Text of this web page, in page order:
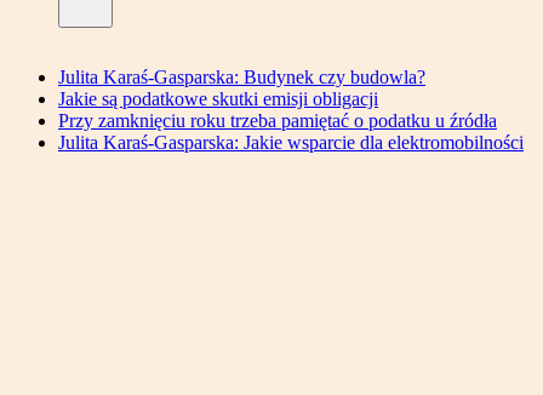
Julita Karaś-Gasparska: Budynek czy budowla?
Jakie są podatkowe skutki emisji obligacji
Przy zamknięciu roku trzeba pamiętać o podatku u źródła
Julita Karaś-Gasparska: Jakie wsparcie dla elektromobilności